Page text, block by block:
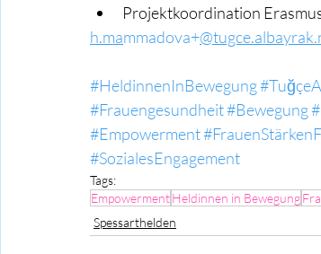
Projektkoordination
h.mammadova+
#HeldinnenInBewegung
#Frauengesundheit#Bewegung
#Empowerment
#SozialesEngagement
Tags:
EmpowermentHeldinnen in Bewegung
Spessarthelden